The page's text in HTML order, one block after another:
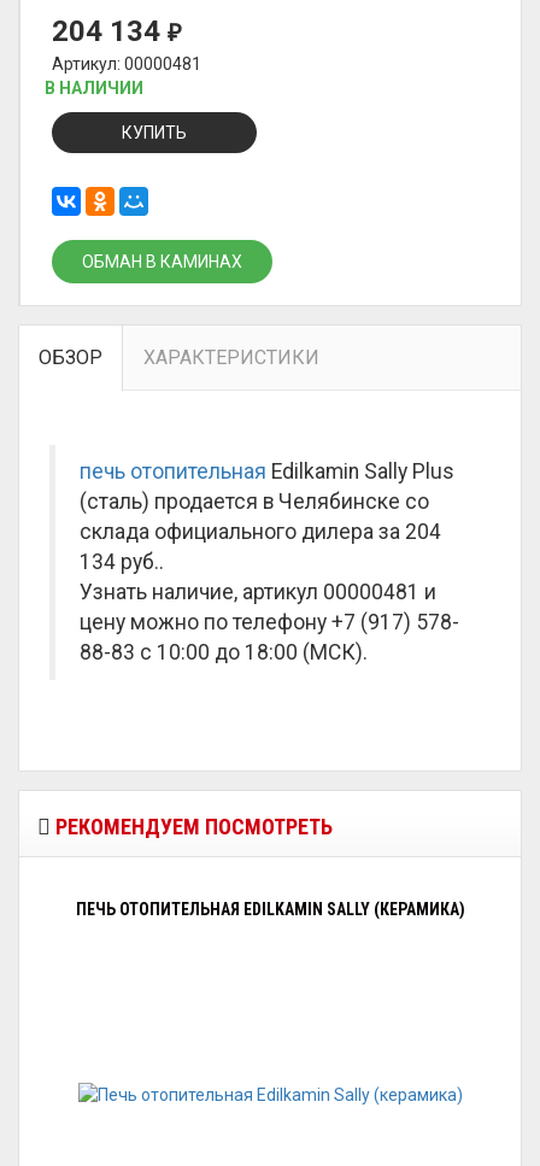
204 134 ₽
Артикул: 00000481
В НАЛИЧИИ
КУПИТЬ
ОБМАН В КАМИНАХ
ОБЗОР ХАРАКТЕРИСТИКИ
печь отопительная Edilkamin Sally Plus
(сталь) продается в Челябинске со
склада официального дилера за 204
134 руб..
Узнать наличие, артикул 00000481 и
цену можно по телефону +7 (917) 578-
88-83 с 10:00 до 18:00 (МСК).
РЕКОМЕНДУЕМ ПОСМОТРЕТЬ
ПЕЧЬ ОТОПИТЕЛЬНАЯ EDILKAMIN SALLY (КЕРАМИКА)